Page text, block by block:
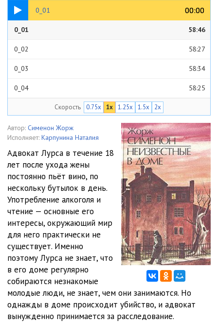
0_01 00:00
00:00
58:46
0_01 58:46
0_02 58:27
0_03 58:34
0_04 58:25
0_06 58:19
58:31
0_08 58:23
0_09 59:30
0_10 59:21
0_11 1:00:15
0_12 59:18
Скорость 0.75x 1x 1.25x 1.5x 2x
Автор: Сименон Жорж
Исполняет: Карпунина Наталия
Адвокат Лурса в течение 18
лет после ухода жены
постоянно пьёт вино, по
нескольку бутылок в день.
Употребление алкоголя и
чтение — основные его
интересы, окружающий мир
для него практически не
существует. Именно
поэтому Лурса не знает, что
в его доме регулярно
собираются незнакомые
молодые люди, не знает, чем они занимаются. Но
однажды в доме происходит убийство, и адвокат
вынужденно принимается за расследование.